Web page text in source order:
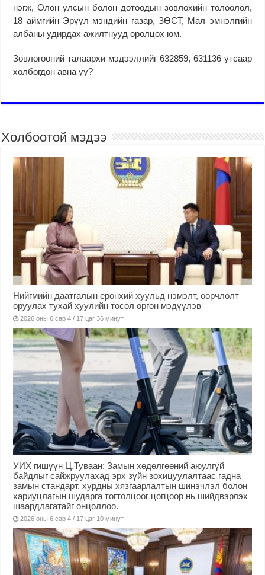
нэгж, Олон улсын болон дотоодын зөвлөхийн төлөөлөл,
18 аймгийн Эрүүл мэндийн газар, ЗӨСТ, Мал эмнэлгийн
албаны удирдах ажилтнууд оролцох юм.
Зөвлөгөөний талаархи мэдээллийг 632859, 631136 утсаар
холбогдон авна уу?
Холбоотой мэдээ
Нийгмийн даатгалын ерөнхий хуульд нэмэлт, өөрчлөлт
оруулах тухай хуулийн төсөл өргөн мэдүүлэв
2026 оны 6 сар 4 / 17 цаг 36 минут
УИХ гишүүн Ц.Туваан: Замын хөдөлгөөний аюулгүй
байдлыг сайжруулахад эрх зүйн зохицуулалтаас гадна
замын стандарт, хурдны хязгаарлалтын шинэчлэл болон
хариуцлагын шударга тогтолцоог цогцоор нь шийдвэрлэх
шаардлагатайг онцоллоо.
2026 оны 6 сар 4 / 17 цаг 10 минут